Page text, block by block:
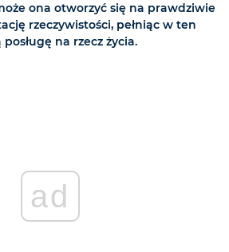
ona otworzyć się na prawdziwie
rzeczywistości, pełniąc w ten
na rzecz życia.
ad